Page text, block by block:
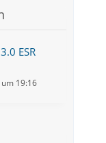
ESR
um 19:16